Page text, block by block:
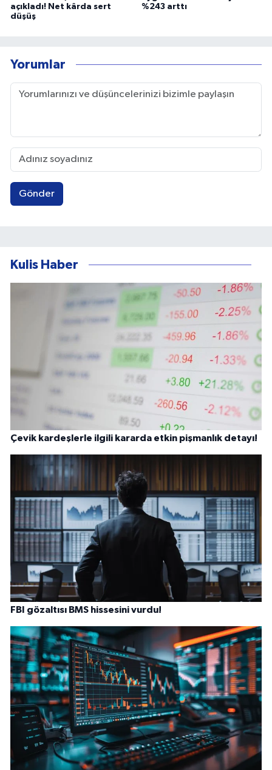
açıkladı! Net kârda sert
düşüş
%243 arttı
Yorumlar
Gönder
Kulis Haber
Çevik kardeşlerle ilgili kararda etkin pişmanlık detayı!
FBI gözaltısı BMS hissesini vurdu!